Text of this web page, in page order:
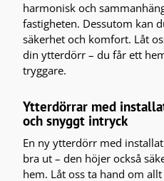
harmonisk och
fastigheten. Dessutom kan
säkerhet och komfort. Låt
din ytterdörr – du får ett
tryggare.
Ytterdörrar med
och snyggt intryck
En ny ytterdörr med
bra ut – den höjer också
hem. Låt oss ta hand om